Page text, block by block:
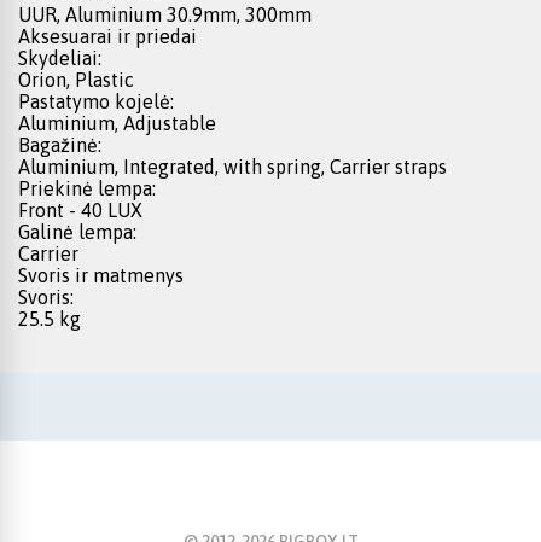
UUR, Aluminium 30.9mm, 300mm
Aksesuarai ir priedai
Skydeliai:
Orion, Plastic
Pastatymo kojelė:
Aluminium, Adjustable
Bagažinė:
Aluminium, Integrated, with spring, Carrier straps
Priekinė lempa:
Front - 40 LUX
Galinė lempa:
Carrier
Svoris ir matmenys
Svoris:
25.5 kg